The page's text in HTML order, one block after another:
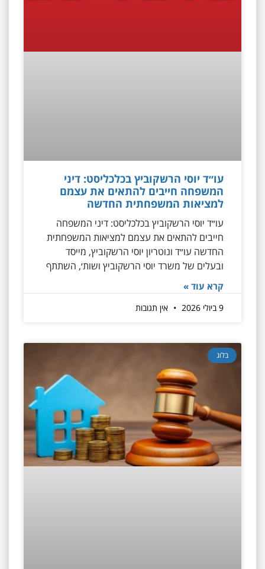
עו״ד יוסי הרשקוביץ בכלכליסט: דיני
המשפחה חייבים להתאים את עצמם
למציאות המשפחתית החדשה
‏עו״ד יוסי הרשקוביץ בכלכליסט: דיני המשפחה
חייבים להתאים את עצמם למציאות המשפחתית
החדשה ‏עו״ד ונוטריון יוסי הרשקוביץ, מייסד
ובעלים של משרד יוסי הרשקוביץ ושות׳, השתתף
קרא עוד »
9 ביולי 2026 אין תגובות
בלוג